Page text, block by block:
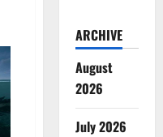
ARCHIVE
August
2026
July 2026